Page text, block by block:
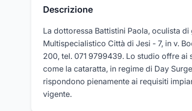
Descrizione
La dottoressa Battistini Paola, oculista
Multispecialistico Città di Jesi - 7, in v.
200, tel. 071 9799439. Lo studio offre
come la cataratta, in regime di Day
rispondono pienamente ai requisiti
vigente.